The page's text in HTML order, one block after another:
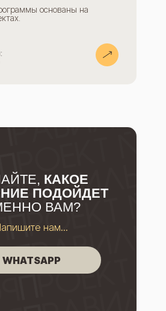
основаны на
КАКОЕ
ПОДОЙДЕТ
ВАМ?
нам...
WHATSAPP